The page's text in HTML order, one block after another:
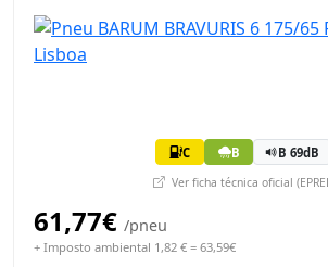
C B B 69dB
Ver ficha técnica oficial
61,77€ /pneu
+ Imposto ambiental 1,82 € = 63,59€